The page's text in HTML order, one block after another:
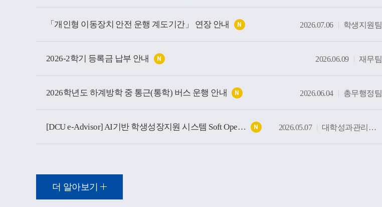
「개인형 이동장치 안전 운행 계도기간」 연장 안내 N 2026.07.06 학생지원팀
2026-2학기 등록금 납부 안내 N 2026.06.09 재무팀
2026학년도 하계방학 중 통근(통학) 버스 운행 안내 N 2026.06.04 총무행정팀
[DCU e-Advisor] AI기반 학생성장지원 시스템 Soft Opening(가오픈) 안내 N 2026.05.07 대학성과관리센터
더 알아보기